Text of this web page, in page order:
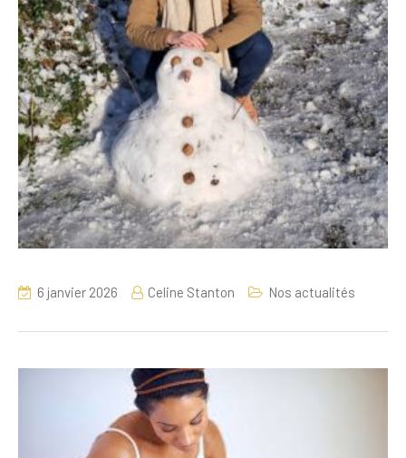
6 janvier 2026 Celine Stanton Nos actualités